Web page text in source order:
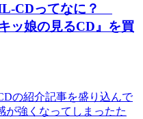
CDってなに？
ッ娘の見るCD』を買
の紹介記事を盛り込んで
が強くなってしまったた